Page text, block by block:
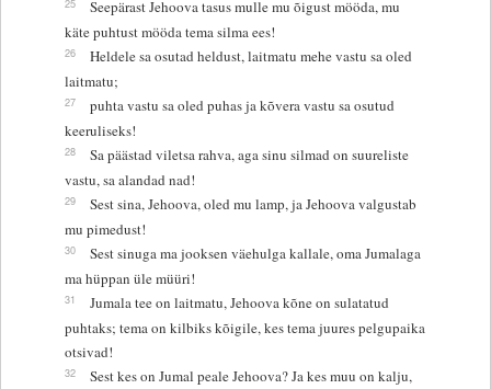
Seepärast Jehoova tasus mulle mu õigust mööda, mu
käte puhtust mööda tema silma ees!
26
Heldele sa osutad heldust, laitmatu mehe vastu sa oled
laitmatu;
27
puhta vastu sa oled puhas ja kõvera vastu sa osutud
keeruliseks!
28
Sa päästad viletsa rahva, aga sinu silmad on suureliste
vastu, sa alandad nad!
29
Sest sina, Jehoova, oled mu lamp, ja Jehoova valgustab
mu pimedust!
30
Sest sinuga ma jooksen väehulga kallale, oma Jumalaga
ma hüppan üle müüri!
31
Jumala tee on laitmatu, Jehoova kõne on sulatatud
puhtaks; tema on kilbiks kõigile, kes tema juures pelgupaika
otsivad!
32
Sest kes on Jumal peale Jehoova? Ja kes muu on kalju,